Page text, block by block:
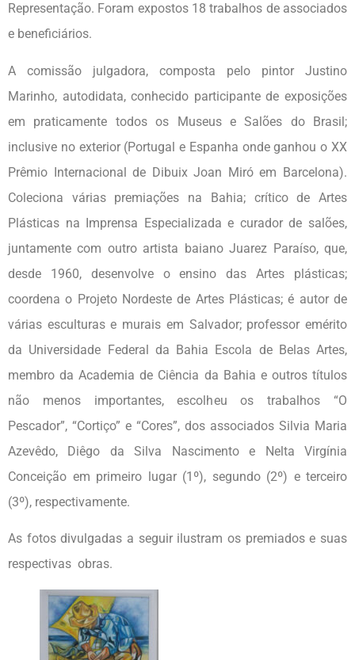
Representação. Foram expostos 18 trabalhos de associados
e beneficiários.
A comissão julgadora, composta pelo pintor Justino
Marinho, autodidata, conhecido participante de exposições
em praticamente todos os Museus e Salões do Brasil;
inclusive no exterior (Portugal e Espanha onde ganhou o XX
Prêmio Internacional de Dibuix Joan Miró em Barcelona).
Coleciona várias premiações na Bahia; crítico de Artes
Plásticas na Imprensa Especializada e curador de salões,
juntamente com outro artista baiano Juarez Paraíso, que,
desde 1960, desenvolve o ensino das Artes plásticas;
coordena o Projeto Nordeste de Artes Plásticas; é autor de
várias esculturas e murais em Salvador; professor emérito
da Universidade Federal da Bahia Escola de Belas Artes,
membro da Academia de Ciência da Bahia e outros títulos
não menos importantes, escolheu os trabalhos “O
Pescador”, “Cortiço” e “Cores”, dos associados Silvia Maria
Azevêdo, Diêgo da Silva Nascimento e Nelta Virgínia
Conceição em primeiro lugar (1º), segundo (2º) e terceiro
(3º), respectivamente.
As fotos divulgadas a seguir ilustram os premiados e suas
respectivas obras.